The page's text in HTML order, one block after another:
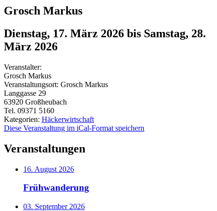
Grosch Markus
Dienstag, 17. März 2026 bis Samstag, 28.
März 2026
Veranstalter:
Grosch Markus
Veranstaltungsort: Grosch Markus
Langgasse 29
63920 Großheubach
Tel. 09371 5160
Kategorien: Häckerwirtschaft
Diese Veranstaltung im iCal-Format speichern
Veranstaltungen
16. August 2026
Frühwanderung
03. September 2026